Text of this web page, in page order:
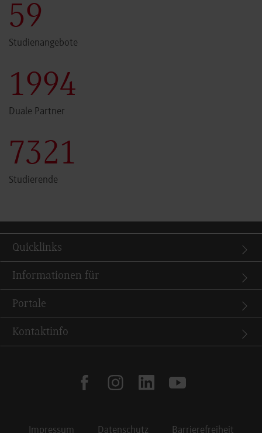
60
Studienangebote
2000
Duale Partner
7341
Studierende
Quicklinks
Informationen für
Portale
Kontaktinfo
facebookinstagramlinkedin youtube